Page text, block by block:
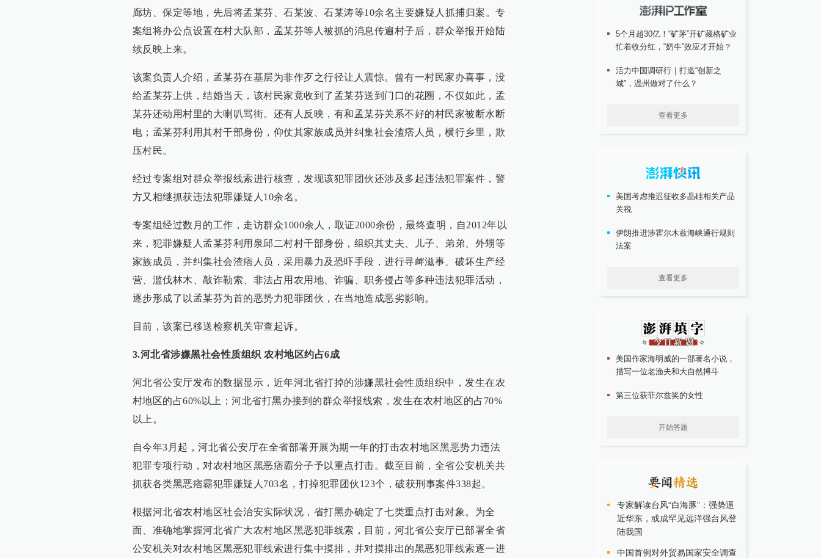
廊坊、保定等地，先后将孟某芬、石某波、石某涛等10余名主要嫌疑人抓捕归案。专
案组将办公点设置在村大队部，孟某芬等人被抓的消息传遍村子后，群众举报开始陆
续反映上来。
该案负责人介绍，孟某芬在基层为非作歹之行径让人震惊。曾有一村民家办喜事，没
给孟某芬上供，结婚当天，该村民家竟收到了孟某芬送到门口的花圈，不仅如此，孟
某芬还动用村里的大喇叭骂街。还有人反映，有和孟某芬关系不好的村民家被断水断
电；孟某芬利用其村干部身份，仰仗其家族成员并纠集社会渣痞人员，横行乡里，欺
压村民。
经过专案组对群众举报线索进行核查，发现该犯罪团伙还涉及多起违法犯罪案件，警
方又相继抓获违法犯罪嫌疑人10余名。
专案组经过数月的工作，走访群众1000余人，取证2000余份，最终查明，自2012年以
来，犯罪嫌疑人孟某芬利用泉邱二村村干部身份，组织其丈夫、儿子、弟弟、外甥等
家族成员，并纠集社会渣痞人员，采用暴力及恐吓手段，进行寻衅滋事、破坏生产经
营、滥伐林木、敲诈勒索、非法占用农用地、诈骗、职务侵占等多种违法犯罪活动，
逐步形成了以孟某芬为首的恶势力犯罪团伙，在当地造成恶劣影响。
目前，该案已移送检察机关审查起诉。
3.河北省涉嫌黑社会性质组织 农村地区约占6成
河北省公安厅发布的数据显示，近年河北省打掉的涉嫌黑社会性质组织中，发生在农
村地区的占60%以上；河北省打黑办接到的群众举报线索，发生在农村地区的占70%
以上。
自今年3月起，河北省公安厅在全省部署开展为期一年的打击农村地区黑恶势力违法
犯罪专项行动，对农村地区黑恶痞霸分子予以重点打击。截至目前，全省公安机关共
抓获各类黑恶痞霸犯罪嫌疑人703名，打掉犯罪团伙123个，破获刑事案件338起。
根据河北省农村地区社会治安实际状况，省打黑办确定了七类重点打击对象。为全
面、准确地掌握河北省广大农村地区黑恶犯罪线索，目前，河北省公安厅已部署全省
公安机关对农村地区黑恶犯罪线索进行集中摸排，并对摸排出的黑恶犯罪线索逐一进
5个月超30亿！“矿茅”开矿藏格矿业
忙着收分红，“奶牛”效应才开始？
活力中国调研行｜打造“创新之
城”，温州做对了什么？
查看更多
美国考虑推迟征收多晶硅相关产品
关税
伊朗推进涉霍尔木兹海峡通行规则
法案
查看更多
美国作家海明威的一部著名小说，
描写一位老渔夫和大自然搏斗
第三位获菲尔兹奖的女性
开始答题
专家解读台风“白海豚”：强势逼
近华东，或成罕见远洋强台风登
陆我国
中国首例对外贸易国家安全调查